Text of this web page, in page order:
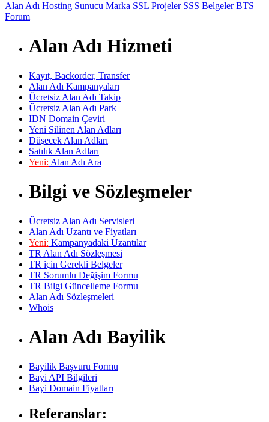
Alan Adı Hosting Sunucu Marka SSL Projeler SSS Belgeler BTS
Forum
Alan Adı Hizmeti
Kayıt, Backorder, Transfer
Alan Adı Kampanyaları
Ücretsiz Alan Adı Takip
Ücretsiz Alan Adı Park
IDN Domain Çeviri
Yeni Silinen Alan Adları
Düşecek Alan Adları
Satılık Alan Adları
Yeni: Alan Adı Ara
Bilgi ve Sözleşmeler
Ücretsiz Alan Adı Servisleri
Alan Adı Uzantı ve Fiyatları
Yeni: Kampanyadaki Uzantılar
TR Alan Adı Sözleşmesi
TR için Gerekli Belgeler
TR Sorumlu Değişim Formu
TR Bilgi Güncelleme Formu
Alan Adı Sözleşmeleri
Whois
Alan Adı Bayilik
Bayilik Başvuru Formu
Bayi API Bilgileri
Bayi Domain Fiyatları
Referanslar: